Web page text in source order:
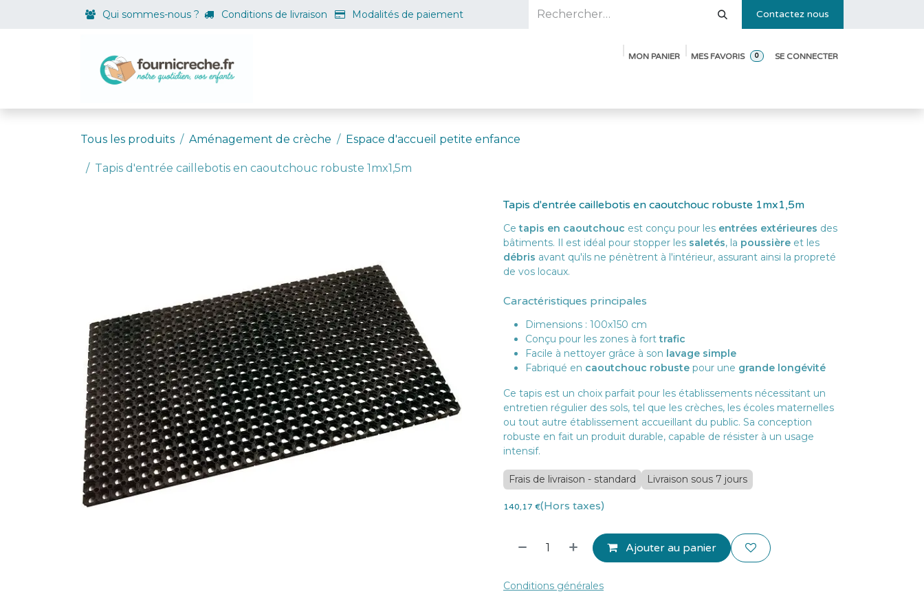
Se rendre au contenuQui sommes-nous ? Conditions de livraison Modalités de paiement Contactez nous
MON PANIER 0
MES FAVORIS SE CONNECTER
Tous les produits Aménagement de crèche Espace d'accueil petite enfance
Tapis d'entrée caillebotis en caoutchouc robuste 1mx1,5m
Tapis d'entrée caillebotis en caoutchouc robuste 1mx1,5m
Cetapis en caoutchouc est conçu pour les entrées extérieures des
bâtiments. Il est idéal pour stopper les saletés, la poussière et les
débris avant qu'ils ne pénètrent à l'intérieur, assurant ainsi la propreté
de vos locaux.
Caractéristiques principales
Dimensions : 100x150 cm
Conçu pour les zones à forttrafic
Facile à nettoyer grâce à son lavage simple
Fabriqué en caoutchouc robuste pour une grande longévité
Ce tapis est un choix parfait pour les établissements nécessitant un
entretien régulier des sols, tel que les crèches, les écoles maternelles
ou tout autre établissement accueillant du public. Sa conception
robuste en fait un produit durable, capable de résister à un usage
intensif.
Frais de livraison - standard Livraison sous 7 jours
140,17 €(Hors taxes)
Ajouter au panier
Conditions générales